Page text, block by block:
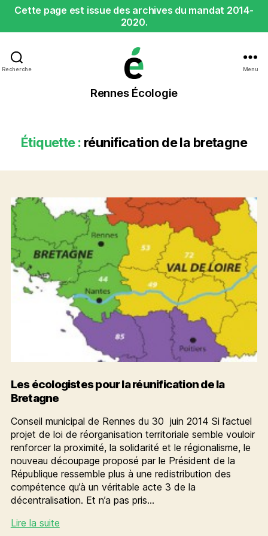
Cette page est issue des archives du mandat 2014-
2020.
Recherche
Rennes
Écologie
Rennes Écologie
Menu
Étiquette : réunification de la bretagne
Les écologistes pour la réunification de la
Bretagne
Conseil municipal de Rennes du 30 juin 2014 Si l’actuel
projet de loi de réorganisation territoriale semble vouloir
renforcer la proximité, la solidarité et le régionalisme, le
nouveau découpage proposé par le Président de la
République ressemble plus à une redistribution des
compétence qu’à un véritable acte 3 de la
décentralisation. Et n’a pas pris…
Lire la suiteLes